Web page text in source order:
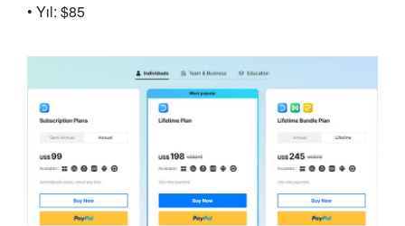
• Yıl: $85